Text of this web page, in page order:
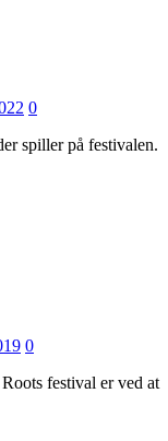
0
spiller på festivalen.
0
festival er ved at